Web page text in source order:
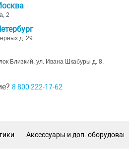
2
д. 29
Близкий, ул. Ивана Шкабуры д. 8,
8 800 222-17-62
Аксессуары и доп.